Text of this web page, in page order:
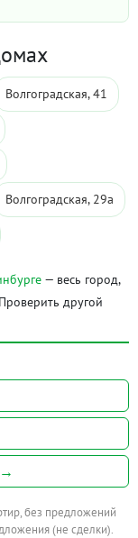
Волгоградская, 41
Волгоградская, 29а
— весь город,
другой
без предложений
(не сделки).